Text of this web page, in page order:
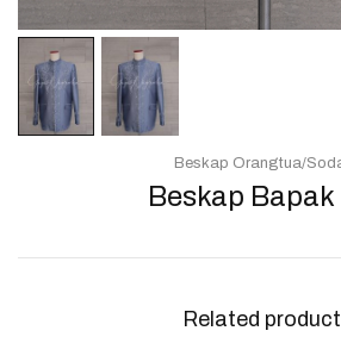
Beskap Bapak
Beskap Orangtua/
Related